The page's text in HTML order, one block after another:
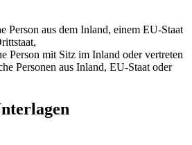
Person aus dem Inland, einem EU-Staat
Person mit Sitz im Inland oder vertreten
Personen aus Inland, EU-Staat oder